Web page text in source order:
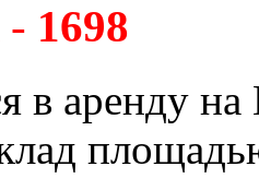
- 1698
в аренду